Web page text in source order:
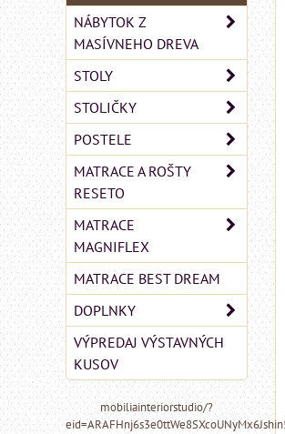
NÁBYTOK Z
MASÍVNEHO DREVA
STOLY
STOLIČKY
POSTELE
MATRACE A ROŠTY
RESETO
MATRACE
MAGNIFLEX
MATRACE BEST DREAM
DOPLNKY
VÝPREDAJ VÝSTAVNÝCH
KUSOV
mobiliainteriorstudio/?